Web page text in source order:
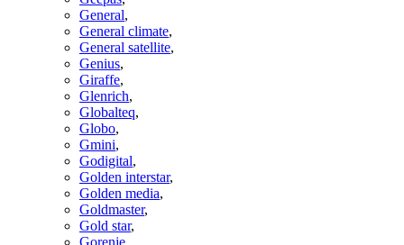
General,
General climate,
General satellite,
Genius,
Giraffe,
Glenrich,
Globalteq,
Globo,
Gmini,
Godigital,
Golden interstar,
Golden media,
Goldmaster,
Gold star,
Gorenje,